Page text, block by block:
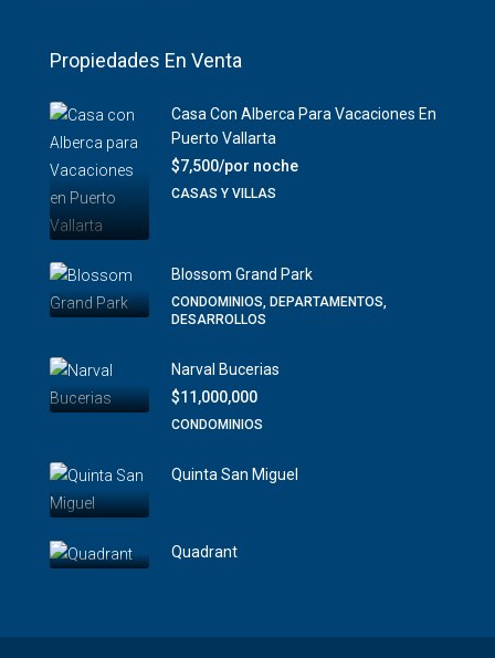
Propiedades En Venta
Casa Con Alberca Para Vacaciones En
Puerto Vallarta
$7,500/por noche
CASAS Y VILLAS
Blossom Grand Park
CONDOMINIOS, DEPARTAMENTOS,
DESARROLLOS
Narval Bucerias
$11,000,000
CONDOMINIOS
Quinta San Miguel
Quadrant